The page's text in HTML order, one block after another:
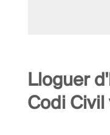
Lloguer
Codi Civil